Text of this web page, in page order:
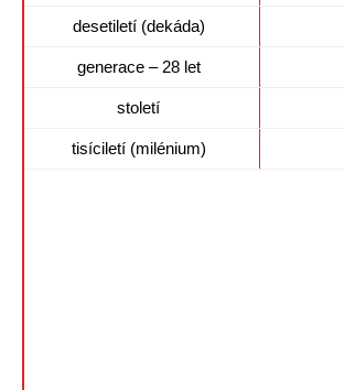
desetiletí (dekáda)
generace – 28 let
století
tisíciletí (milénium)